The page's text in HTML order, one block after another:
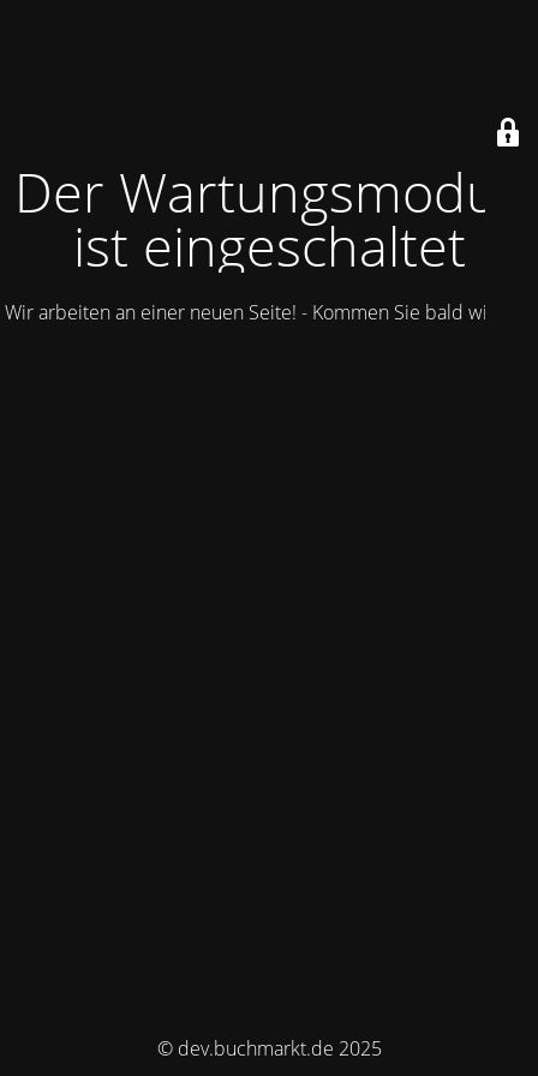
Der Wartungsmodus
ist eingeschaltet
Wir arbeiten an einer neuen Seite! - Kommen Sie bald wieder.
© dev.buchmarkt.de 2025